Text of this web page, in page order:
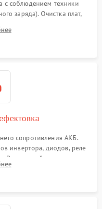
с соблюдением техники
заряда). Очистка плат,
перегрева и замыканий.
сопротивления АКБ.
инвертора, диодов, реле
Визуальный поиск вздутых
на печатной плате.